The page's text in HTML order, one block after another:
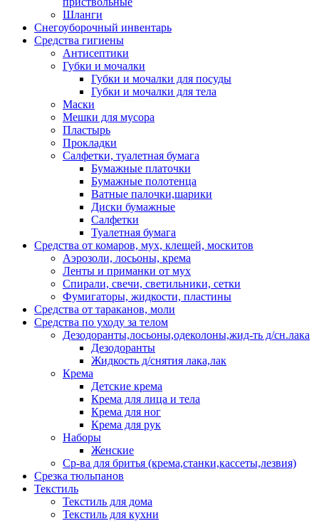
Шланги
Снегоуборочный инвентарь
Средства гигиены
Антисептики
Губки и мочалки
Губки и мочалки для посуды
Губки и мочалки для тела
Маски
Мешки для мусора
Пластырь
Прокладки
Салфетки, туалетная бумага
Бумажные платочки
Бумажные полотенца
Ватные палочки,шарики
Диски бумажные
Салфетки
Туалетная бумага
Средства от комаров, мух, клещей, москитов
Аэрозоли, лосьоны, крема
Ленты и приманки от мух
Спирали, свечи, светильники, сетки
Фумигаторы, жидкости, пластины
Средства от тараканов, моли
Средства по уходу за телом
Дезодоранты,лосьоны,одеколоны,жид-ть д/сн.лака
Дезодоранты
Жидкость д/снятия лака,лак
Крема
Детские крема
Крема для лица и тела
Крема для ног
Крема для рук
Наборы
Женские
Ср-ва для бритья (крема,станки,кассеты,лезвия)
Срезка тюльпанов
Текстиль
Текстиль для дома
Текстиль для кухни